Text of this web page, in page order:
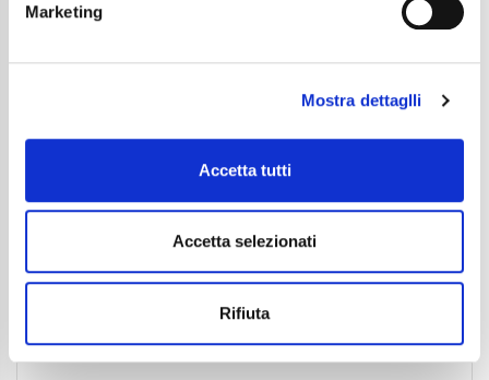
Marketing
Mostra dettaglli
Accetta tutti
Accetta selezionati
Rifiuta